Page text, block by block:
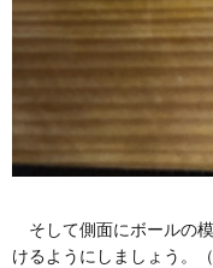
そして側面にボールの
けるようにしましょう。